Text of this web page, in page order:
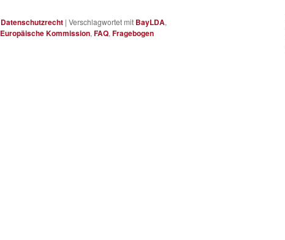
Datenschutzrecht | Verschlagwortet mit BayLDA,
Europäische Kommission, FAQ, Fragebogen